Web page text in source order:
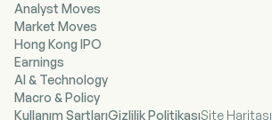
Analyst Moves
Market Moves
Hong Kong IPO
Earnings
AI & Technology
Macro & Policy
Kullanım ŞartlarıGizlilik PolitikasıSite Haritası